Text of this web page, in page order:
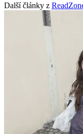
Další články z